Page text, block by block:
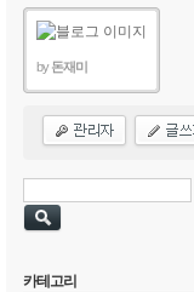
by돈재미
카테고리